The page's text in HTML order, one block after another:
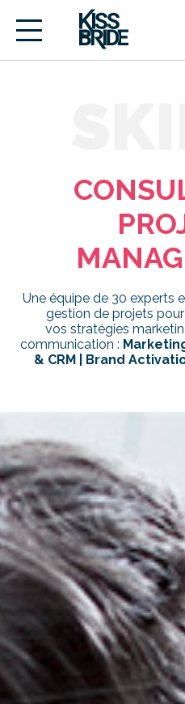
Une équipe de 30 experts
gestion de projets
vos stratégies
communication :
& CRM | Brand